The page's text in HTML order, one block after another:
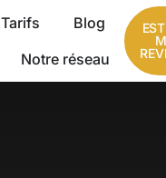
Tarifs
Blog
Notre réseau